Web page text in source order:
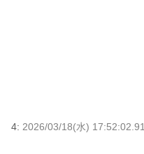
4: 2026/03/18(水) 17:52:02.91